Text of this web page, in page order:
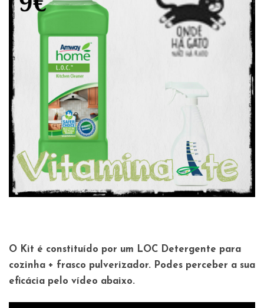
O Kit é constituído por um
LOC Detergente para
cozinha + frasco pulverizador. Podes perceber a sua
eficácia pelo vídeo abaixo.